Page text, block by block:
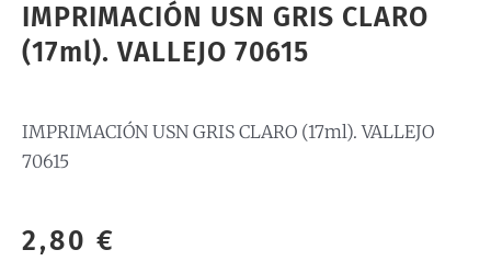
IMPRIMACIÓN USN GRIS CLARO
(17ml). VALLEJO 70615
IMPRIMACIÓN USN GRIS CLARO (17ml). VALLEJO
70615
2,80 €